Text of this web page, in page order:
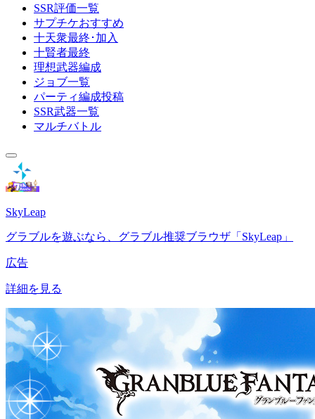
SSR評価一覧
サプチケおすすめ
十天衆最終･加入
十賢者最終
理想武器編成
ジョブ一覧
パーティ編成投稿
SSR武器一覧
マルチバトル
SkyLeap
グラブルを遊ぶなら、グラブル推奨ブラウザ「SkyLeap」
広告
詳細を見る